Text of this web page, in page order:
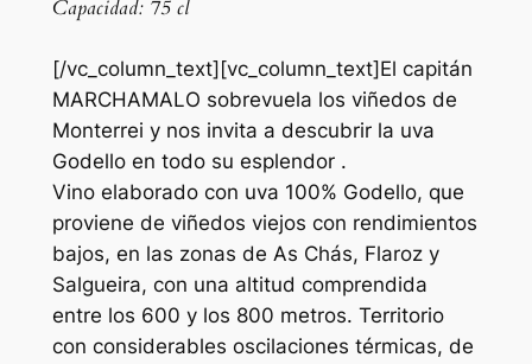
Capacidad: 75 cl
[/vc_column_text][vc_column_text]El capitán
MARCHAMALO sobrevuela los viñedos de
Monterrei y nos invita a descubrir la uva
Godello en todo su esplendor .
Vino elaborado con uva 100% Godello, que
proviene de viñedos viejos con rendimientos
bajos, en las zonas de As Chás, Flaroz y
Salgueira, con una altitud comprendida
entre los 600 y los 800 metros. Territorio
con considerables oscilaciones térmicas, de